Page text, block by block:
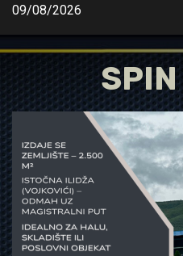
Skip
content
09/08/2026